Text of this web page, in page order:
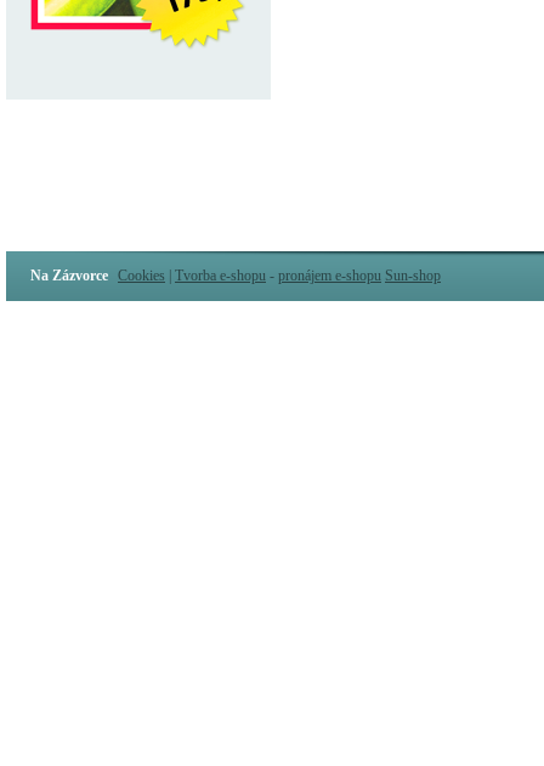
Na Zázvorce Cookies Tvorba e-shopu - pronájem e-shopu Sun-shop